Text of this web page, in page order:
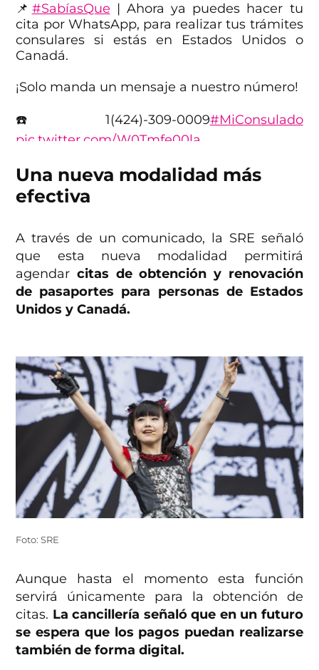
📌 #SabíasQue | Ahora ya puedes hacer tu
cita por WhatsApp, para realizar tus trámites
consulares si estás en Estados Unidos o
Canadá.
¡Solo manda un mensaje a nuestro número!
☎️ 1(424)-309-0009#MiConsulado
pic.twitter.com/W0Tmfe00la
— Relaciones Exteriores (@SRE_mx)May 22,
2023
Una nueva modalidad más
efectiva
A través de un comunicado, la SRE señaló
que esta nueva modalidad permitirá
agendarcitas de obtención y renovación
de pasaportes para personas de Estados
Unidos y Canadá.
Foto: SRE
Aunque hasta el momento esta función
servirá únicamente para la obtención de
citas. La cancillería señaló que en un futuro
se espera que los pagos puedan realizarse
también de forma digital.